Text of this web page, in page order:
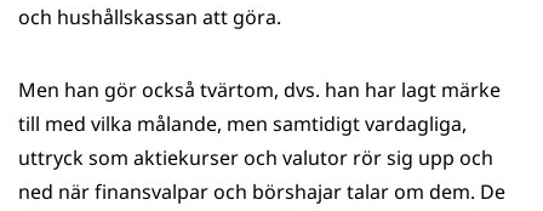
och hushålls­kassan att göra.
Men han gör också tvärtom, dvs. han har lagt märke
till med vilka målande, men samtidigt vardagliga,
uttryck som aktiekurser och valutor rör sig upp och
ned när finansvalpar och börshajar talar om dem. De